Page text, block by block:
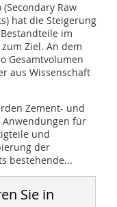
(Secondary Raw
hat die Steigerung
im
Ziel. An dem
Gesamtvolumen
aus Wissenschaft
Zement- und
für
und
der
bestehende...
Sie in